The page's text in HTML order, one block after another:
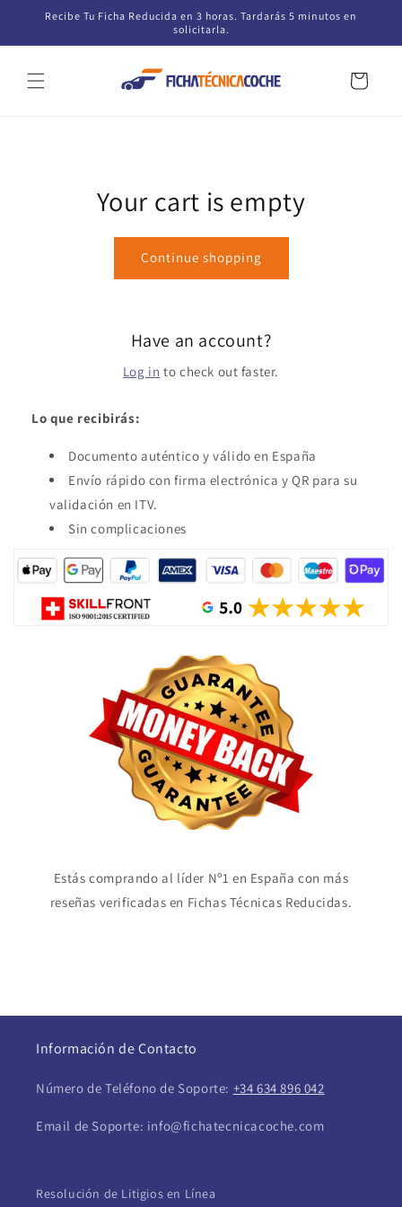
Skip to
Recibe Tu Ficha Reducida en 3 horas. Tardarás 5 minutos en
solicitarla.
Cart
Your cart is empty
Continue shopping
Have an account?
Log in to check out faster.
Lo que recibirás:
Documento auténtico y válido en España
Envío rápido con firma electrónica y QR para su
validación en ITV.
Sin complicaciones
Estás comprando al líder Nº1 en España con más
reseñas verificadas en Fichas Técnicas Reducidas.
Información de Contacto
Número de Teléfono de Soporte: +34 634 896 042
Email de Soporte: info@fichatecnicacoche.com
Resolución de Litigios en Línea